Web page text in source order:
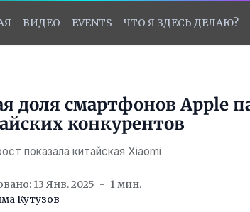
ВИДЕО EVENTS ЧТО Я ЗДЕСЬ ДЕЛАЮ?
доля смартфонов Apple
конкурентов
показала китайская Xiaomi
13 Янв. 2025
1 мин.
Кутузов